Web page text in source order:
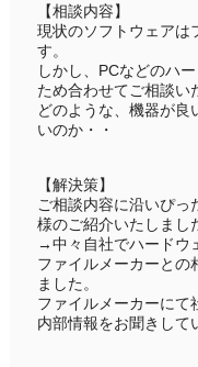
【相談内容】
現状のソフトウェアは
す。
しかし、PCなどのハ
ため合わせてご相談い
どのような、機器が良
いのか・・
【解決策】
ご相談内容に沿いぴっ
様のご紹介いたしまし
→中々自社でハードウ
ファイルメーカーとの
ました。
ファイルメーカーにて
内部情報をお聞きして